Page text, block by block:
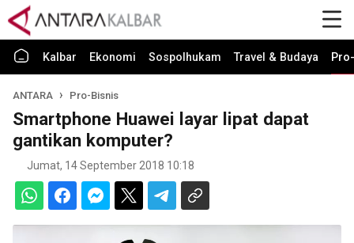
Kalbar Ekonomi Sospolhukam Travel & Budaya
ANTARA Pro-Bisnis
Smartphone Huawei layar lipat dapat
gantikan komputer?
Jumat, 14 September 2018 10:18